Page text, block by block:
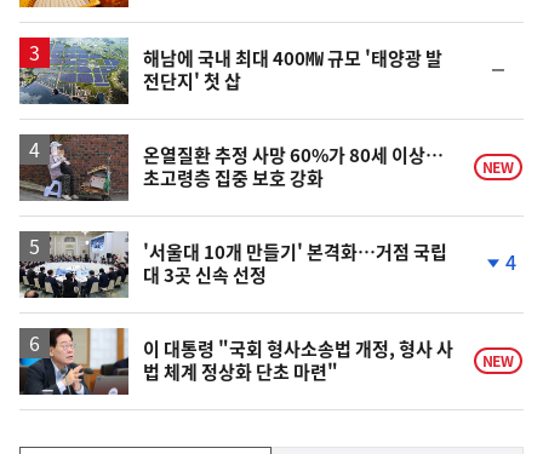
해남에 국내 최대 400㎿ 규모 '태양광 발
전단지' 첫 삽
일
온열질환 추정 사망 60%가 80세 이상…
초고령층 집중 보호 강화
NEW
'서울대 10개 만들기' 본격화…거점 국립
대 3곳 신속 선정
하
락
4
이 대통령 "국회 형사소송법 개정, 형사 사
법 체계 정상화 단초 마련"
NEW